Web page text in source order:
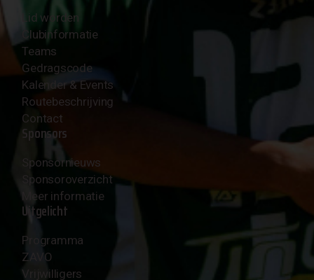
Lid worden
Clubinformatie
Teams
Gedragscode
Kalender & Events
Routebeschrijving
Contact
Sponsors
Sponsornieuws
Sponsoroverzicht
Meer informatie
Uitgelicht
Programma
ZAVO
Vrijwilligers